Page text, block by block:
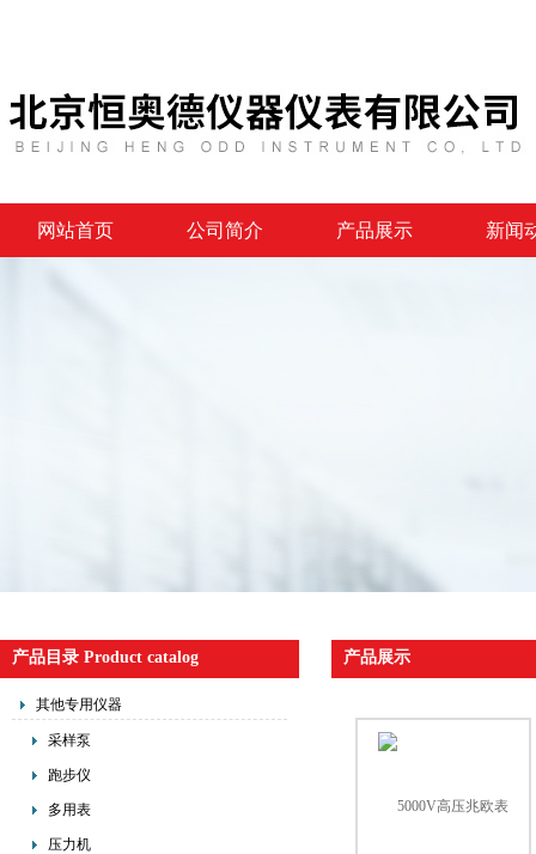
网站首页 公司简介 产品展示 新闻
产品目录 Product catalog
其他专用仪器
采样泵
跑步仪
多用表
压力机
产品展示